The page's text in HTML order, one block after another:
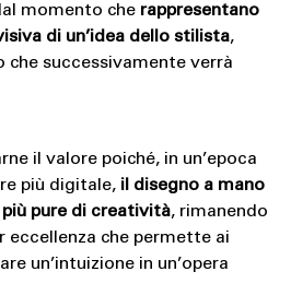
momento che rappresentano
di un’idea dello stilista,
che successivamente verrà
il valore poiché, in un’epoca
più digitale, il disegno a mano
pure di creatività, rimanendo
eccellenza che permette ai
un’intuizione in un’opera